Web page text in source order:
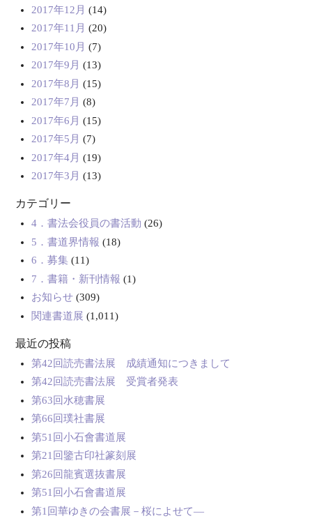
2017年12月 (14)
2017年11月 (20)
2017年10月 (7)
2017年9月 (13)
2017年8月 (15)
2017年7月 (8)
2017年6月 (15)
2017年5月 (7)
2017年4月 (19)
2017年3月 (13)
カテゴリー
4．書法会役員の書活動 (26)
5．書道界情報 (18)
6．募集(11)
7．書籍・新刊情報 (1)
お知らせ(309)
関連書道展 (1,011)
最近の投稿
第42回読売書法展 成績通知につきまして
第42回読売書法展 受賞者発表
第63回水穂書展
第66回璞社書展
第51回小石會書道展
第21回鑒古印社篆刻展
第26回龍賓選抜書展
第51回小石會書道展
第1回華ゆきの会書展－桜によせて―